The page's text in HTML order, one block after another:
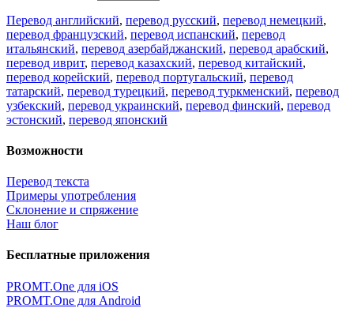
Перевод английский, перевод русский, перевод немецкий,
перевод французский, перевод испанский, перевод
итальянский, перевод азербайджанский, перевод арабский,
перевод иврит, перевод казахский, перевод китайский,
перевод корейский, перевод португальский, перевод
татарский, перевод турецкий, перевод туркменский, перевод
узбекский, перевод украинский, перевод финский, перевод
эстонский, перевод японский
Возможности
Перевод текста
Примеры употребления
Склонение и спряжение
Наш блог
Бесплатные приложения
PROMT.One для iOS
PROMT.One для Android